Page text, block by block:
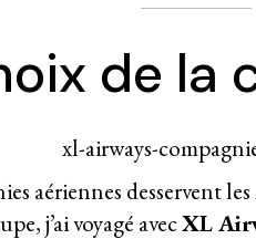
de la
aériennes desservent
j’ai voyagé avecXL